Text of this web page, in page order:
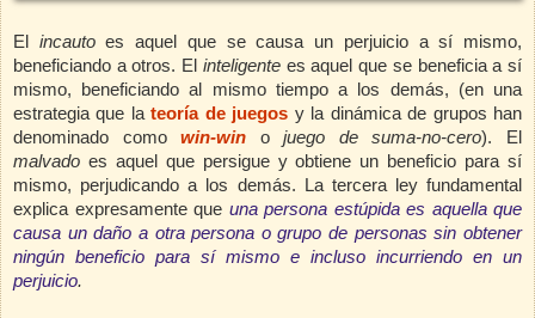
El incautoes aquel que se causa un perjuicio a sí mismo,
beneficiando a otros. El inteligentees aquel que se beneficia a sí
mismo, beneficiando al mismo tiempo a los demás, (en una
estrategia que la teoría de juegos y la dinámica de grupos han
denominado como
win-win ojuego de suma-no-cero). El
malvado es aquel que persigue y obtiene un beneficio para sí
mismo, perjudicando a los demás. La tercera ley fundamental
explica expresamente que una persona estúpida es aquella que
causa un daño a otra persona o grupo de personas sin obtener
ningún beneficio para sí mismo e incluso incurriendo en un
perjuicio.